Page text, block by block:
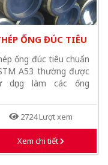
ỐNG ĐÚC TIÊU
CHUẨN ASTM A53
ống đúc tiêu chuẩn
A53 thường được
dụng làm các ống
2724 Lượt xem
Xem chi tiết